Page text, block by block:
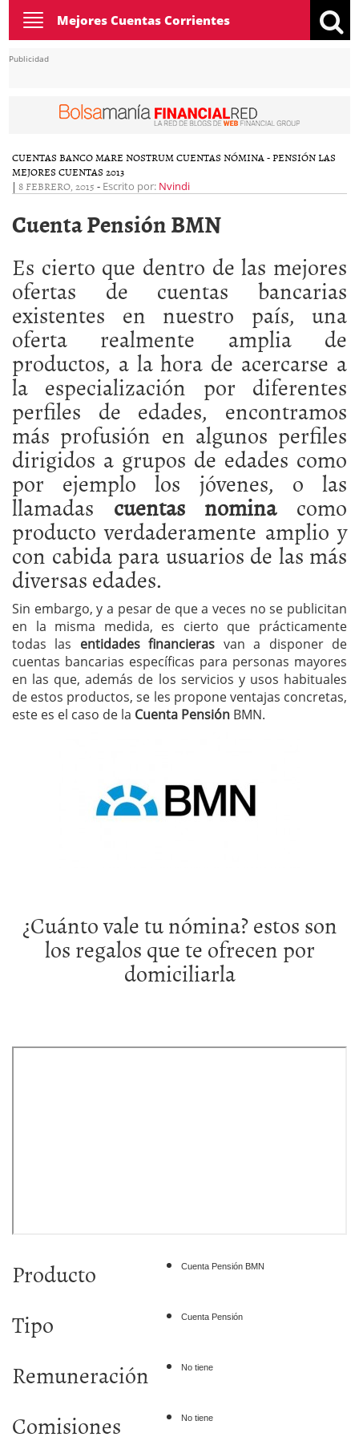
Toggle
navigation
Mejores Cuentas Corrientes
Publicidad
CUENTAS BANCO MARE NOSTRUMCUENTAS NÓMINA - PENSIÓN LAS
MEJORES CUENTAS 2013
| 8 FEBRERO, 2015 - Escrito por: Nvindi
Cuenta Pensión BMN
Es cierto que dentro de las mejores
ofertas de cuentas bancarias
existentes en nuestro país, una
oferta realmente amplia de
productos, a la hora de acercarse a
la especialización por diferentes
perfiles de edades, encontramos
más profusión en algunos perfiles
dirigidos a grupos de edades como
por ejemplo los jóvenes, o las
llamadascuentas nominacomo
producto verdaderamente amplio y
con cabida para usuarios de las más
diversas edades.
Sin embargo, y a pesar de que a veces no se publicitan
en la misma medida, es cierto que prácticamente
todas las entidades financieras van a disponer de
cuentas bancarias específicas para personas mayores
en las que, además de los servicios y usos habituales
de estos productos, se les propone ventajas concretas,
este es el caso de la Cuenta Pensión BMN.
¿Cuánto vale tu nómina? estos son
los regalos que te ofrecen por
domiciliarla
Producto Cuenta Pensión BMN
Tipo Cuenta Pensión
Remuneración No tiene
Comisiones No tiene